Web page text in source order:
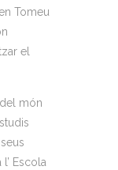
Tomeu
el
món
l’ Escola